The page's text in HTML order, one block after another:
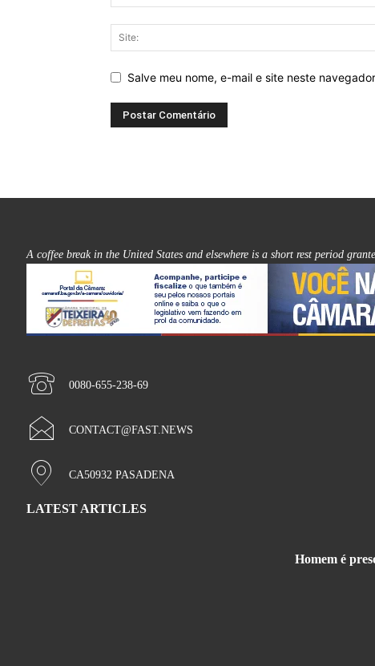
Salve meu nome, e-mail e site neste
A coffee break in the United States and elsewhere is a short rest period
0080-655-238-69
CONTACT@FAST.NEWS
CA50932 PASADENA
LATEST ARTICLES
Homem é